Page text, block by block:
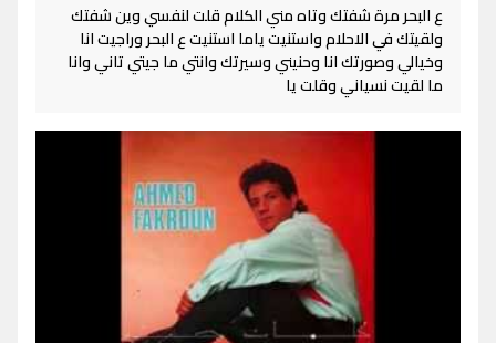
ع البحر مرة شفتك وتاه مني الكلام قلت لنفسي وين شفتك
ولقيتك في الاحلام واستنيت ياما استنيت ع البحر وراجيت انا
وخيالي وصورتك انا وحنيني وسيرتك وانتي ما جيتي تاني وانا
ما لقيت نسياني وقلت يا